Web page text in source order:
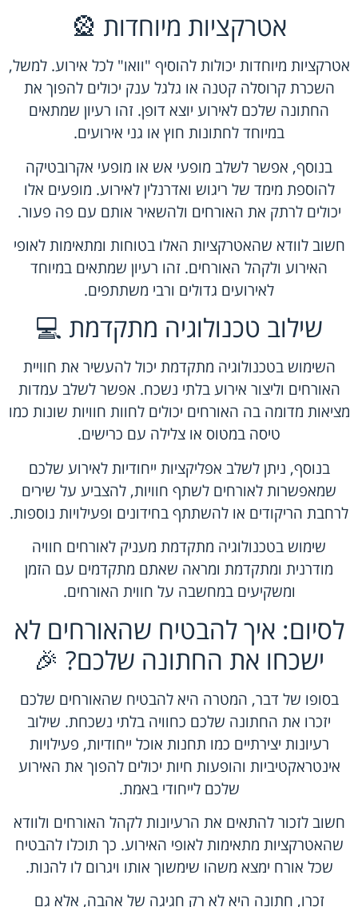
אטרקציות מיוחדות 🎡
אטרקציות מיוחדות יכולות להוסיף "וואו" לכל אירוע. למשל,
השכרת קרוסלה קטנה או גלגל ענק יכולים להפוך את
החתונה שלכם לאירוע יוצא דופן. זהו רעיון שמתאים
במיוחד לחתונות חוץ או גני אירועים.
בנוסף, אפשר לשלב מופעי אש או מופעי אקרובטיקה
להוספת מימד של ריגוש ואדרנלין לאירוע. מופעים אלו
יכולים לרתק את האורחים ולהשאיר אותם עם פה פעור.
חשוב לוודא שהאטרקציות האלו בטוחות ומתאימות לאופי
האירוע ולקהל האורחים. זהו רעיון שמתאים במיוחד
לאירועים גדולים ורבי משתתפים.
שילוב טכנולוגיה מתקדמת 💻
השימוש בטכנולוגיה מתקדמת יכול להעשיר את חוויית
האורחים וליצור אירוע בלתי נשכח. אפשר לשלב עמדות
מציאות מדומה בה האורחים יכולים לחוות חוויות שונות כמו
טיסה במטוס או צלילה עם כרישים.
בנוסף, ניתן לשלב אפליקציות ייחודיות לאירוע שלכם
שמאפשרות לאורחים לשתף חוויות, להצביע על שירים
לרחבת הריקודים או להשתתף בחידונים ופעילויות נוספות.
שימוש בטכנולוגיה מתקדמת מעניק לאורחים חוויה
מודרנית ומתקדמת ומראה שאתם מתקדמים עם הזמן
ומשקיעים במחשבה על חווית האורחים.
לסיום: איך להבטיח שהאורחים לא
ישכחו את החתונה שלכם? 🎉
בסופו של דבר, המטרה היא להבטיח שהאורחים שלכם
יזכרו את החתונה שלכם כחוויה בלתי נשכחת. שילוב
רעיונות יצירתיים כמו תחנות אוכל ייחודיות, פעילויות
אינטראקטיביות והופעות חיות יכולים להפוך את האירוע
שלכם לייחודי באמת.
חשוב לזכור להתאים את הרעיונות לקהל האורחים ולוודא
שהאטרקציות מתאימות לאופי האירוע. כך תוכלו להבטיח
שכל אורח ימצא משהו שימשוך אותו ויגרום לו להנות.
זכרו, חתונה היא לא רק חגיגה של אהבה, אלא גם